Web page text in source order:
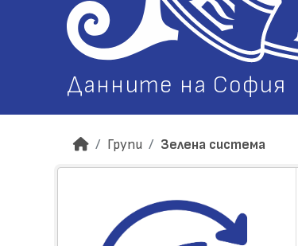
Данните на София
Групи Зелена система